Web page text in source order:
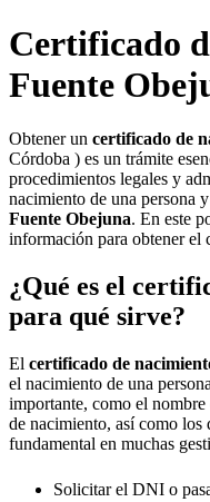
Certificado
Fuente
Obtener un certificado de
Córdoba ) es un trámite
procedimientos legales y
nacimiento de una persona
Fuente Obejuna. En este
información para obtener el
¿Qué es el
para qué sirve?
El certificado de
el nacimiento de una
importante, como el
de nacimiento, así como los
fundamental en muchas
Solicitar el DNI o